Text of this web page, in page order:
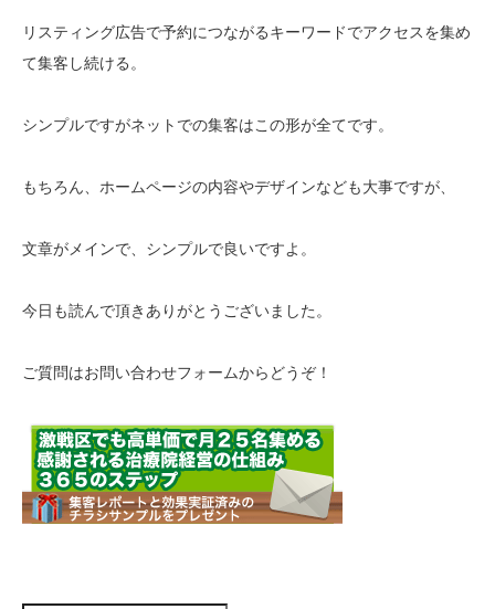
リスティング広告で予約につながるキーワードでアクセスを集め
て集客し続ける。
シンプルですがネットでの集客はこの形が全てです。
もちろん、ホームページの内容やデザインなども大事ですが、
文章がメインで、シンプルで良いですよ。
今日も読んで頂きありがとうございました。
ご質問はお問い合わせフォームからどうぞ！